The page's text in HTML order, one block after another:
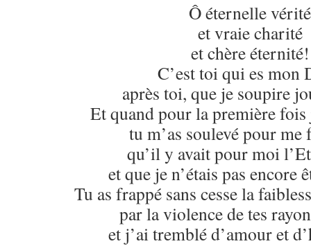
Ô éternelle vérité
et vraie charité
et chère éternité!
C’est toi qui es mon
après toi, que je soupire
Et quand pour la première fois
tu m’as soulevé pour
qu’il y avait pour moi
et que je n’étais pas encore
Tu as frappé sans cesse la
par la violence de tes
et j’ai tremblé d’amour et